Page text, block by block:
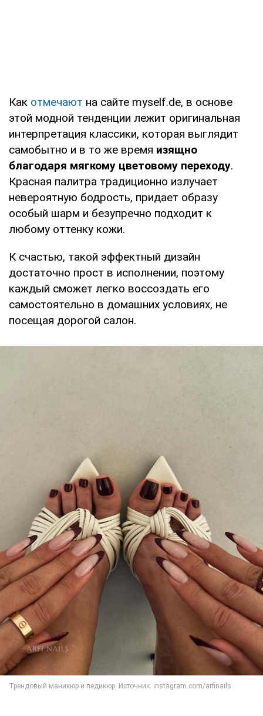
Как отмечают на сайте myself.de, в основе
этой модной тенденции лежит оригинальная
интерпретация классики, которая выглядит
самобытно и в то же время изящно
благодаря мягкому цветовому переходу.
Красная палитра традиционно излучает
невероятную бодрость, придает образу
особый шарм и безупречно подходит к
любому оттенку кожи.
К счастью, такой эффектный дизайн
достаточно прост в исполнении, поэтому
каждый сможет легко воссоздать его
самостоятельно в домашних условиях, не
посещая дорогой салон.